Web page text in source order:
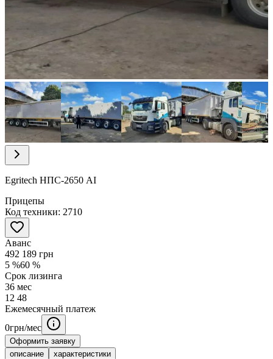
Item
1
of
5
Item
5
Egritech НПС-2650 АІ
Прицепы
Код техники: 2710
Аванс
492 189 грн
5 %60 %
Срок лизинга
36 мес
12 48
Ежемесячный платеж
0грн/мес
Оформить заявку
описание
характеристики